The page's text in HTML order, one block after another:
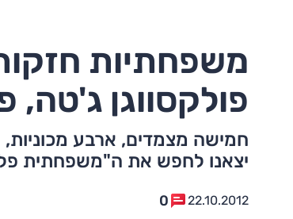
פולקסווגן ג'טה,
חמישה מצמדים, ארבע
יצאנו לחפש את ה"משפחתית
22.10.2012
0